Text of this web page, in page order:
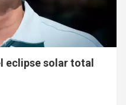
eclipse solar total